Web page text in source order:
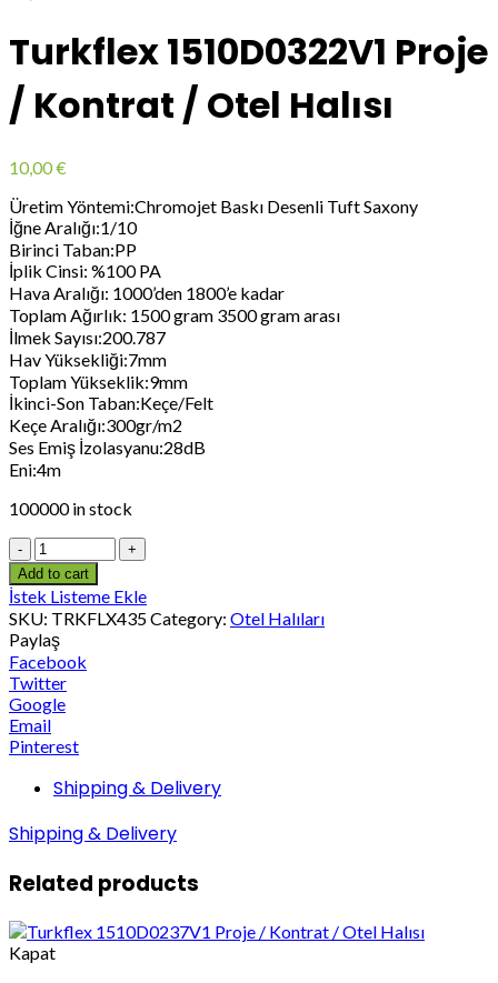
Turkflex 1510D0322V1 Proje
/ Kontrat / Otel Halısı
10,00€
Üretim Yöntemi:Chromojet Baskı Desenli Tuft Saxony
İğne Aralığı:1/10
Birinci Taban:PP
İplik Cinsi: %100 PA
Hava Aralığı: 1000’den 1800’e kadar
Toplam Ağırlık: 1500 gram 3500 gram arası
İlmek Sayısı:200.787
Hav Yüksekliği:7mm
Toplam Yükseklik:9mm
İkinci-Son Taban:Keçe/Felt
Keçe Aralığı:300gr/m2
Ses Emiş İzolasyanu:28dB
Eni:4m
100000 in stock
Add to cart
İstek Listeme Ekle
SKU: TRKFLX435Category: Otel Halıları
Paylaş
Facebook
Twitter
Google
Email
Pinterest
Shipping & Delivery
Shipping & Delivery
Related products
Kapat